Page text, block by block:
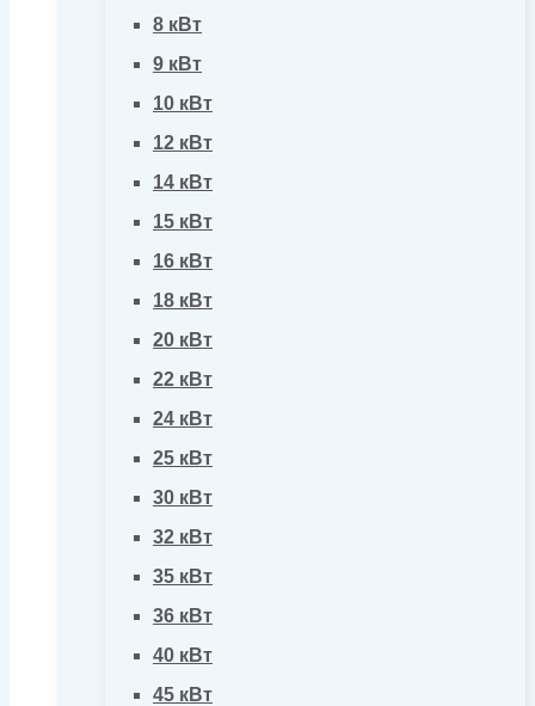
8 кВт
9 кВт
10 кВт
12 кВт
14 кВт
15 кВт
16 кВт
18 кВт
20 кВт
22 кВт
24 кВт
25 кВт
30 кВт
32 кВт
35 кВт
36 кВт
40 кВт
45 кВт